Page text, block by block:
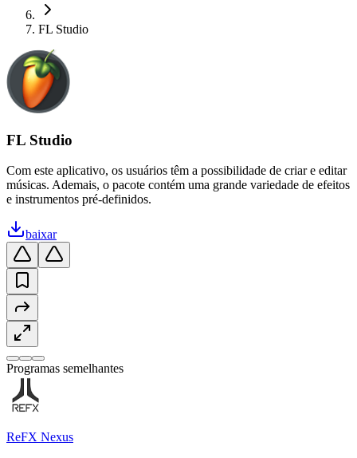
FL Studio
FL Studio
Com este aplicativo, os usuários têm a possibilidade de criar e editar
músicas. Ademais, o pacote contém uma grande variedade de efeitos
e instrumentos pré-definidos.
baixar
Programas semelhantes
ReFX Nexus